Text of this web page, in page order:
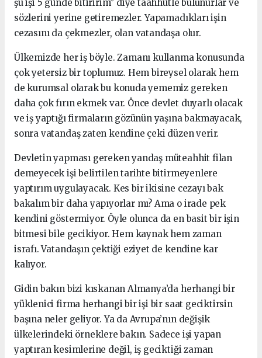
şu işi 5 günde bitiririm” diye taahhütle bulunurlar ve
sözlerini yerine getiremezler. Yapamadıkları işin
cezasını da çekmezler, olan vatandaşa olur.
Ülkemizde her iş böyle. Zamanı kullanma konusunda
çok yetersiz bir toplumuz. Hem bireysel olarak hem
de kurumsal olarak bu konuda yememiz gereken
daha çok fırın ekmek var. Önce devlet duyarlı olacak
ve iş yaptığı firmaların gözünün yaşına bakmayacak,
sonra vatandaş zaten kendine çeki düzen verir.
Devletin yapması gereken yandaş müteahhit filan
demeyecek işi belirtilen tarihte bitirmeyenlere
yaptırım uygulayacak. Kes bir ikisine cezayı bak
bakalım bir daha yapıyorlar mı? Ama o irade pek
kendini göstermiyor. Öyle olunca da en basit bir işin
bitmesi bile gecikiyor. Hem kaynak hem zaman
israfı. Vatandaşın çektiği eziyet de kendine kar
kalıyor.
Gidin bakın bizi kıskanan Almanya’da herhangi bir
yüklenici firma herhangi bir işi bir saat geciktirsin
başına neler geliyor. Ya da Avrupa’nın değişik
ülkelerindeki örneklere bakın. Sadece işi yapan
yaptıran kesimlerine değil, iş geciktiği zaman